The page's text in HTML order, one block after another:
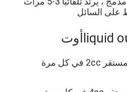
على السائل
uid أوت